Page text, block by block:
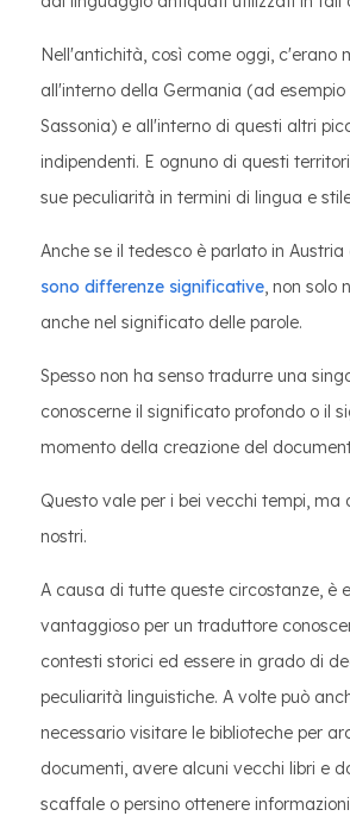
Nell'antichità, così come oggi, c'erano
all'interno della Germania (ad esempio
Sassonia) e all'interno di questi altri
indipendenti. E ognuno di questi
sue peculiarità in termini di lingua e
Anche se il tedesco è parlato in Austria
sono differenze significative, non solo
anche nel significato delle parole.
Spesso non ha senso tradurre una
conoscerne il significato profondo o il
momento della creazione del
Questo vale per i bei vecchi tempi, ma
nostri.
A causa di tutte queste circostanze, è
vantaggioso per un traduttore
contesti storici ed essere in grado di
peculiarità linguistiche. A volte può
necessario visitare le biblioteche per
documenti, avere alcuni vecchi libri e
scaffale o persino ottenere